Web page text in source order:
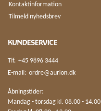
Kontaktinformation
Tilmeld nyhedsbrev
KUNDESERVICE
Tlf. +45 9896 3444
E-mail: ordre@aurion.dk
Åbningstider:
Mandag - torsdag kl. 08.00 - 14.00